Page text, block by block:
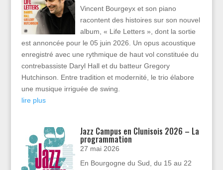
Vincent Bourgeyx et son piano
racontent des histoires sur son nouvel
album, « Life Letters », dont la sortie
est annoncée pour le 05 juin 2026. Un opus acoustique
enregistré avec une rythmique de haut vol constituée du
contrebassiste Daryl Hall et du batteur Gregory
Hutchinson. Entre tradition et modernité, le trio élabore
une musique irriguée de swing.
lire plus
Jazz Campus en Clunisois 2026 – La
programmation
27 mai 2026
En Bourgogne du Sud, du 15 au 22